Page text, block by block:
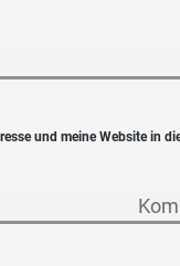
und meine Website in